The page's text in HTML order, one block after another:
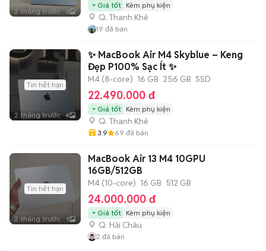
2 tháng trước 3
Giá tốt Kèm phụ kiện
Q. Thanh Khê
19 đã bán
Tin hết hạn
2 tháng trước 4
✨ MacBook Air M4 Skyblue – Keng
Đẹp P100% Sạc Ít ✨
M4 (8-core) 16 GB 256 GB SSD
22.490.000 đ
Giá tốt Kèm phụ kiện
Q. Thanh Khê
3.9 69 đã bán
Tin hết hạn
2 tháng trước 1
MacBook Air 13 M4 10GPU
16GB/512GB
M4 (10-core) 16 GB 512 GB
24.000.000 đ
Giá tốt Kèm phụ kiện
Q. Hải Châu
2 đã bán